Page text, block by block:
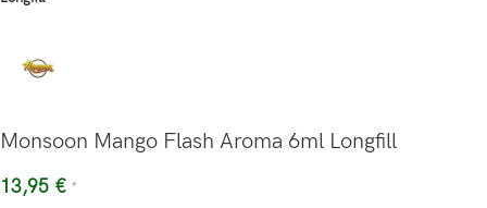
Monsoon Mango Flash Aroma 6ml Longfill
13,95 € *